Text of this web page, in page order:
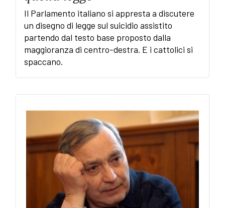
Il Parlamento italiano si appresta a discutere
un disegno di legge sul suicidio assistito
partendo dal testo base proposto dalla
maggioranza di centro-destra. E i cattolici si
spaccano.